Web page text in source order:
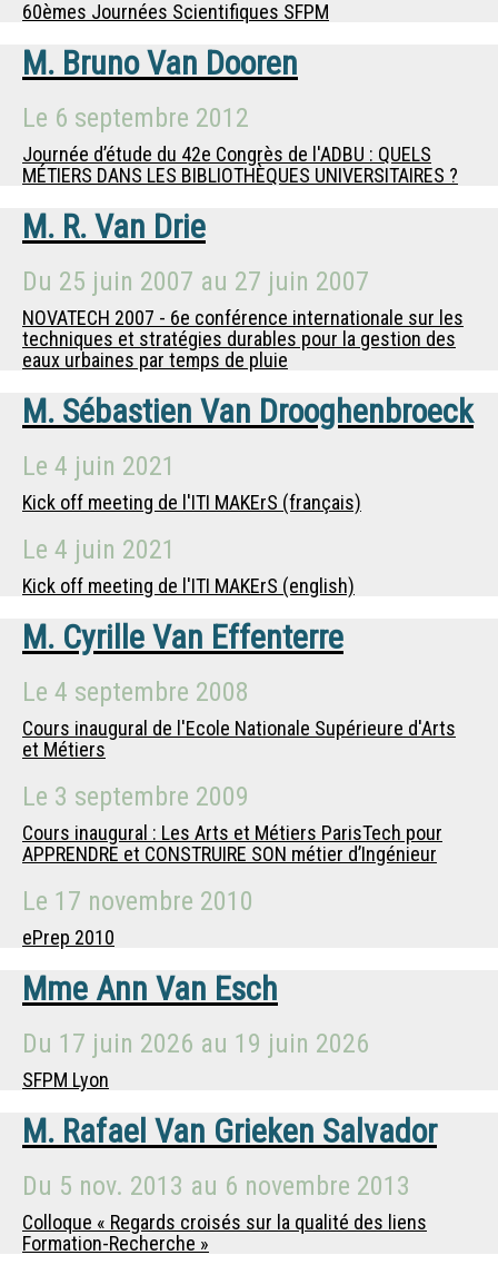
60èmes Journées Scientifiques SFPM
M. Bruno Van Dooren
Le 6 septembre 2012
Journée d’étude du 42e Congrès de l'ADBU : QUELS
MÉTIERS DANS LES BIBLIOTHÈQUES UNIVERSITAIRES ?
M. R. Van Drie
Du 25 juin 2007 au 27 juin 2007
NOVATECH 2007 - 6e conférence internationale sur les
techniques et stratégies durables pour la gestion des
eaux urbaines par temps de pluie
M. Sébastien Van Drooghenbroeck
Le 4 juin 2021
Kick off meeting de l'ITI MAKErS (français)
Le 4 juin 2021
Kick off meeting de l'ITI MAKErS (english)
M. Cyrille Van Effenterre
Le 4 septembre 2008
Cours inaugural de l'Ecole Nationale Supérieure d'Arts
et Métiers
Le 3 septembre 2009
Cours inaugural : Les Arts et Métiers ParisTech pour
APPRENDRE et CONSTRUIRE SON métier d’Ingénieur
Le 17 novembre 2010
ePrep 2010
Mme Ann Van Esch
Du 17 juin 2026 au 19 juin 2026
SFPM Lyon
M. Rafael Van Grieken Salvador
Du 5 nov. 2013 au 6 novembre 2013
Colloque « Regards croisés sur la qualité des liens
Formation-Recherche »